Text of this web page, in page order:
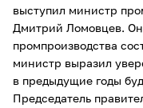
выступил министр
Дмитрий Ломовцев. Он
промпроизводства
министр выразил
в предыдущие годы
Председатель